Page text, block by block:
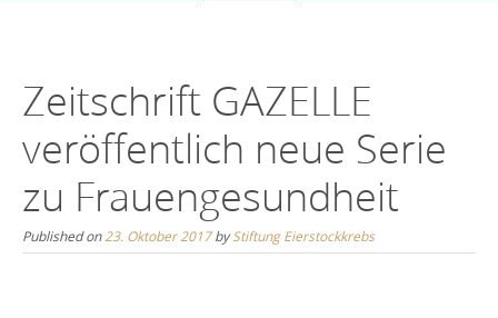
Zeitschrift GAZELLE
veröffentlich neue Serie
zu Frauengesundheit
Published on23. Oktober 2017byStiftung Eierstockkrebs